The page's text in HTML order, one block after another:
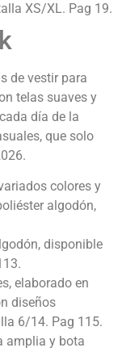
XS/XL. Pag 19.
de vestir para
telas suaves y
día de la
que solo
colores y
algodón,
disponible
elaborado en
diseños
6/14. Pag 115.
amplia y bota